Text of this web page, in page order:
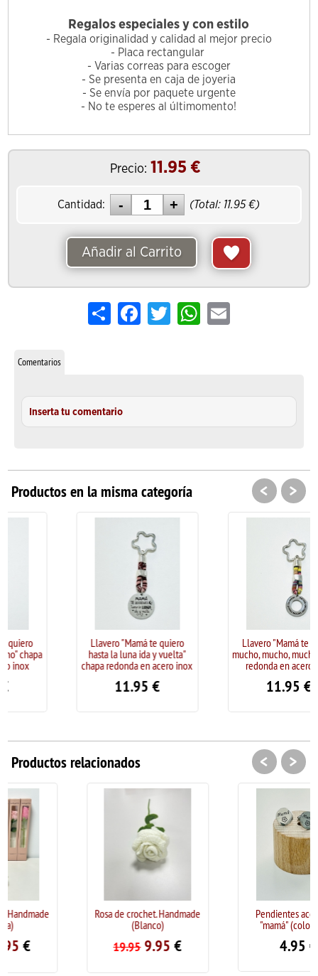
Regalos especiales y con estilo
- Regala originalidad y calidad al mejor precio
- Placa rectangular
- Varias correas para escoger
- Se presenta en caja de joyeria
- Se envía por paquete urgente
- No te esperes al últimomento!
Precio: 11.95 €
Cantidad: (Total: 11.95 €)
Añadir al Carrito
Share FacebookTwitterWhatsApp
Email
Comentarios
Inserta tu comentario
Productos en la misma categoría
Llavero "Mamá te quiero
hasta la luna ida y vuelta"
chapa redonda en acero inox
Llavero "Mamá te quiero
mucho, mucho, mucho" chapa
redonda en acero inox
< >
Productos relacionados
Rosa de crochet. Handmade
9.95€
Pendientes acero inox
"mamá" (color plata)
< >